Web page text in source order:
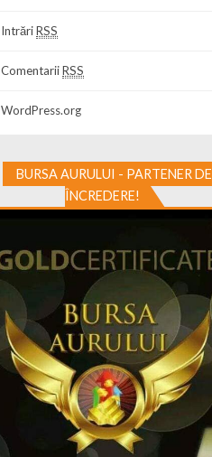
IntrăriRSS
ComentariiRSS
WordPress.org
BURSA AURULUI - PARTENER DE
ÎNCREDERE!